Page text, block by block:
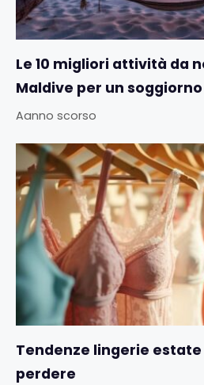
Le 10 migliori attività da
Maldive per un
Aanno scorso
Tendenze lingerie estate
perdere